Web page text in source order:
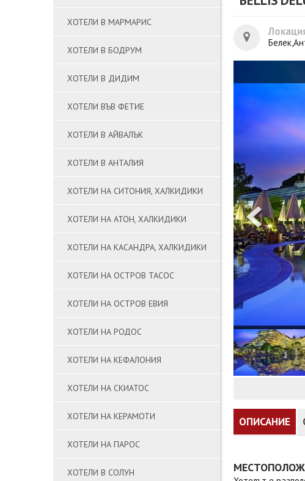
ХОТЕЛИ В МАРМАРИС
ХОТЕЛИ В БОДРУМ
ХОТЕЛИ В ДИДИМ
ХОТЕЛИ ВЪВ ФЕТИЕ
ХОТЕЛИ В АЙВАЛЪК
ХОТЕЛИ В АНТАЛИЯ
ХОТЕЛИ НА СИТОНИЯ, ХАЛКИДИКИ
ХОТЕЛИ НА АТОН, ХАЛКИДИКИ
ХОТЕЛИ НА КАСАНДРА, ХАЛКИДИКИ
ХОТЕЛИ НА ОСТРОВ ТАСОС
ХОТЕЛИ НА ОСТРОВ ЕВИЯ
ХОТЕЛИ НА РОДОС
ХОТЕЛИ НА КЕФАЛОНИЯ
ХОТЕЛИ НА СКИАТОС
ХОТЕЛИ НА КЕРАМОТИ
ХОТЕЛИ НА ПАРОС
ХОТЕЛИ В СОЛУН
ОПИСАНИЕ